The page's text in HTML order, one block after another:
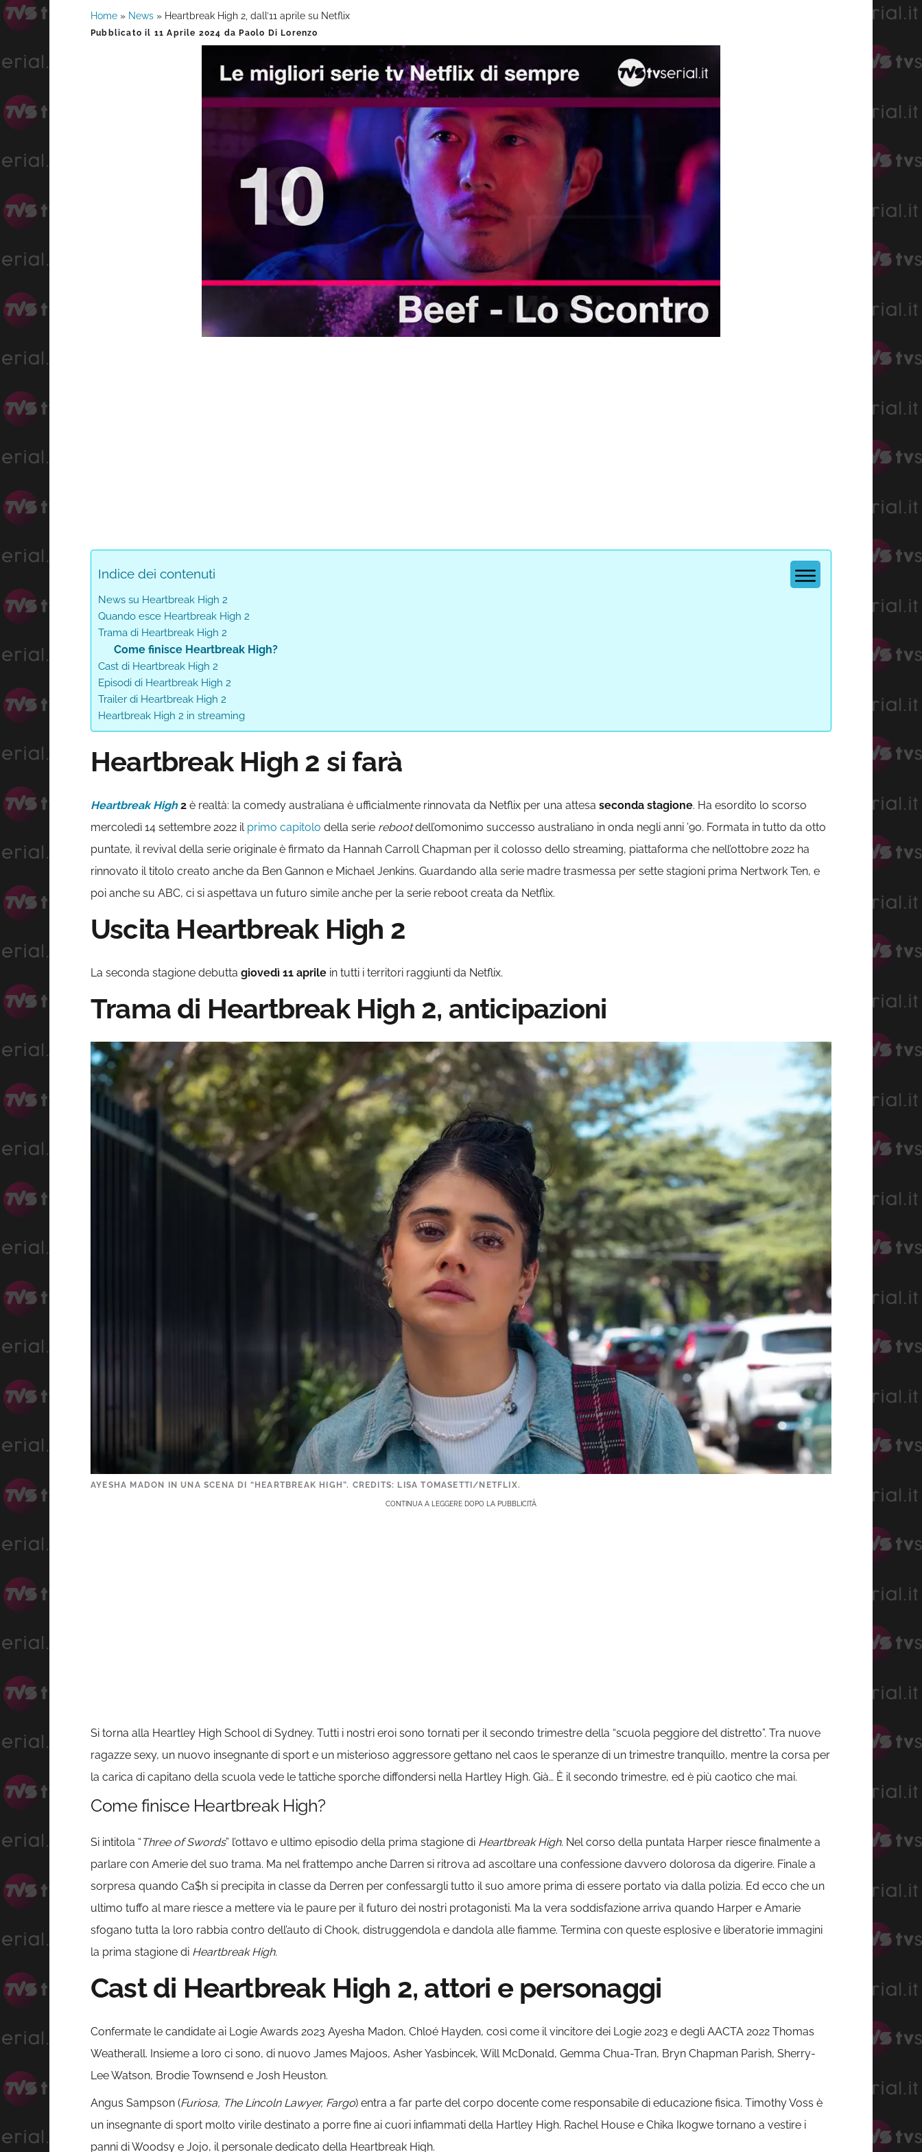
Home » News » Heartbreak High 2, dall’11 aprile su Netflix
Pubblicato il 11 Aprile 2024 da Paolo Di Lorenzo
Loaded:
0%
Progress
0%
Indice dei contenuti
News su Heartbreak High 2
Quando esce Heartbreak High 2
Trama di Heartbreak High 2
Come finisce Heartbreak High?
Cast di Heartbreak High 2
Episodi di Heartbreak High 2
Trailer di Heartbreak High 2
Heartbreak High 2 in streaming
Heartbreak High 2 si farà
Heartbreak High2 è realtà: la comedy australiana è ufficialmente rinnovata da Netflix per una attesa seconda stagione. Ha esordito lo scorso
mercoledì 14 settembre 2022 il primo capitolo della serie rebootdell’omonimo successo australiano in onda negli anni ’90. Formata in tutto da otto
puntate, il revival della serie originale è firmato da Hannah Carroll Chapman per il colosso dello streaming, piattaforma che nell’ottobre 2022 ha
rinnovato il titolo creato anche da Ben Gannon e Michael Jenkins. Guardando alla serie madre trasmessa per sette stagioni prima Nertwork Ten, e
poi anche su ABC, ci si aspettava un futuro simile anche per la serie reboot creata da Netflix.
Uscita Heartbreak High 2
La seconda stagione debutta giovedì 11 aprile in tutti i territori raggiunti da Netflix.
Trama di Heartbreak High 2, anticipazioni
AYESHA MADON IN UNA SCENA DI “HEARTBREAK HIGH”. CREDITS: LISA TOMASETTI/NETFLIX.
CONTINUA A LEGGERE DOPO LA PUBBLICITÀ
Si torna alla Heartley High School di Sydney. Tutti i nostri eroi sono tornati per il secondo trimestre della “scuola peggiore del distretto”. Tra nuove
ragazze sexy, un nuovo insegnante di sport e un misterioso aggressore gettano nel caos le speranze di un trimestre tranquillo, mentre la corsa per
la carica di capitano della scuola vede le tattiche sporche diffondersi nella Hartley High. Già… È il secondo trimestre, ed è più caotico che mai.
Come finisce Heartbreak High?
Si intitola “ Three of Swords” l’ottavo e ultimo episodio della prima stagione di Heartbreak High. Nel corso della puntata Harper riesce finalmente a
parlare con Amerie del suo trama. Ma nel frattempo anche Darren si ritrova ad ascoltare una confessione davvero dolorosa da digerire. Finale a
sorpresa quando Ca$h si precipita in classe da Derren per confessargli tutto il suo amore prima di essere portato via dalla polizia. Ed ecco che un
ultimo tuffo al mare riesce a mettere via le paure per il futuro dei nostri protagonisti. Ma la vera soddisfazione arriva quando Harper e Amarie
sfogano tutta la loro rabbia contro dell’auto di Chook, distruggendola e dandola alle fiamme. Termina con queste esplosive e liberatorie immagini
la prima stagione di Heartbreak High.
Cast di Heartbreak High 2, attori e personaggi
Confermate le candidate ai Logie Awards 2023 Ayesha Madon, Chloé Hayden, così come il vincitore dei Logie 2023 e degli AACTA 2022 Thomas
Weatherall. Insieme a loro ci sono, di nuovo James Majoos, Asher Yasbincek, Will McDonald, Gemma Chua-Tran, Bryn Chapman Parish, Sherry-
Lee Watson, Brodie Townsend e Josh Heuston.
Angus Sampson (Furiosa, The Lincoln Lawyer, Fargo) entra a far parte del corpo docente come responsabile di educazione fisica. Timothy Voss è
un insegnante di sport molto virile destinato a porre fine ai cuori infiammati della Hartley High. Rachel House e Chika Ikogwe tornano a vestire i
panni di Woodsy e Jojo, il personale dedicato della Heartbreak High.
Barra